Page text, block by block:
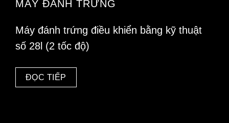
MÁY ĐÁNH TRỨNG
Máy đánh trứng điều khiển bằng kỹ thuật
số 28l (2 tốc độ)
ĐỌC TIẾP